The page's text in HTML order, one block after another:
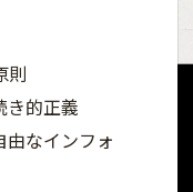
則
的正義
なインフォ